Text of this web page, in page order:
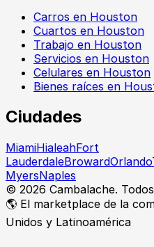
Carros en Houston
Cuartos en Houston
Trabajo en Houston
Servicios en Houston
Celulares en Houston
Bienes raíces en
Ciudades
MiamiHialeahFort
LauderdaleBrowardOrlando
MyersNaples
© 2026 Cambalache.
🌎 El marketplace de la
Unidos y Latinoamérica